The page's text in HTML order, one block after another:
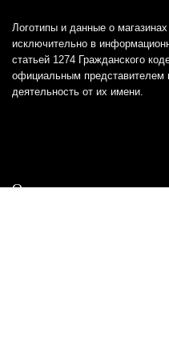
Логотипы и данные о
исключительно в
статьей 1274 Гражданского
официальным представителем
деятельность от их имени.
Отказ от